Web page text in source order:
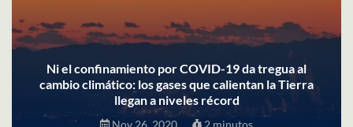
Ni el confinamiento por COVID-19 da tregua al
cambio climático: los gases que calientan la Tierra
llegan a niveles récord
Nov 26, 2020 2 minutos